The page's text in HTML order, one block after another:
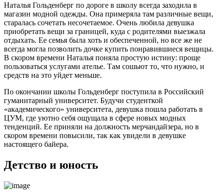
Наталья Гольденберг по дороге в школу всегда заходила в
магазин модной одежды. Она примеряла там различные вещи,
старалась сочетать несочетаемое. Очень любила девушка
приобретать вещи за границей, куда с родителями выезжала
отдыхать. Ее семья была хоть и обеспеченной, но все же не
всегда могла позволить дочке купить понравившиеся вещицы.
В скором времени Наталья поняла простую истину: проще
пользоваться услугами ателье. Там сошьют то, что нужно, и
средств на это уйдет меньше.
По окончании школы Гольденберг поступила в Российский
гуманитарный университет. Будучи студенткой
«академического» университета, девушка пошла работать в
ЦУМ, где уютно себя ощущала в сфере новых модных
тенденций. Ее приняли на должность мерчандайзера, но в
скором времени повысили, так как увидели в девушке
настоящего байера.
Детство и юность